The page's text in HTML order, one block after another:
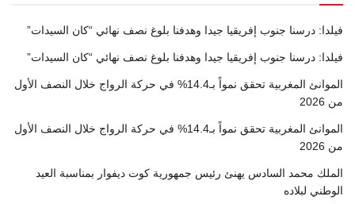
فيلدا: درسنا جنوب إفريقيا جيدا وهدفنا بلوغ نصف نهائي “كان السيدات”
فيلدا: درسنا جنوب إفريقيا جيدا وهدفنا بلوغ نصف نهائي “كان السيدات”
الموانئ المغربية تحقق نمواً بـ14.4% في حركة الرواج خلال النصف الأول
من 2026
الموانئ المغربية تحقق نمواً بـ14.4% في حركة الرواج خلال النصف الأول
من 2026
الملك محمد السادس يهنئ رئيس جمهورية كوت ديفوار بمناسبة العيد
الوطني لبلاده